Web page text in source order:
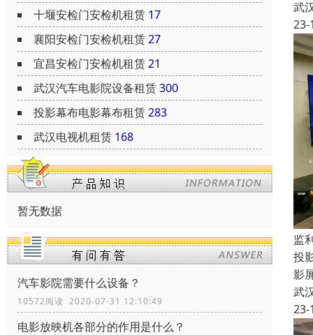
十堰安检门安检机租赁 17
襄阳安检门安检机租赁27
宜昌安检门安检机租赁21
武汉汽车电影院设备租赁300
投影幕布电影幕布租赁283
武汉电视机租赁 168
暂无数据
汽车影院需要什么设备？
10572阅读 2020-07-31 12:10:49
电影放映机各部分的作用是什么？
武
23-
监
投
影
武
23-